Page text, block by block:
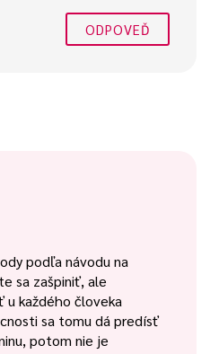
ODPOVEĎ
podľa návodu na
sa zašpiniť, ale
každého človeka
sa tomu dá predísť
potom nie je